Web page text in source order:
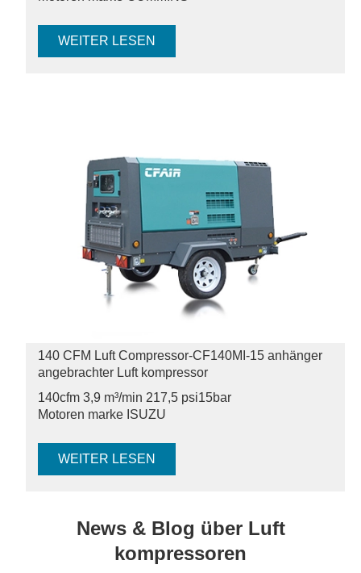
WEITER LESEN
140 CFM Luft Compressor-CF140MI-15 anhänger
angebrachter Luft kompressor
140cfm 3,9 m³/min 217,5 psi15bar
Motoren marke ISUZU
WEITER LESEN
News & Blog über Luft
kompressoren